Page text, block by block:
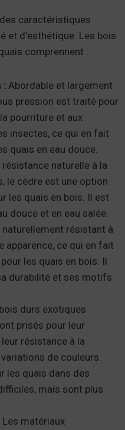
caractéristiques
et d’esthétique. Les bois
comprennent :
: Abordable et largement
pression est traité pour
pourriture et aux
insectes, ce qui en fait
quais en eau douce.
résistance naturelle à la
le cèdre est une option
les quais en bois. Il est
douce et en eau salée.
résistant à
apparence, ce qui en fait
les quais en bois. Il
durabilité et ses motifs
durs exotiques
prisés pour leur
résistance à la
de couleurs.
les quais dans des
mais sont plus
Les matériaux